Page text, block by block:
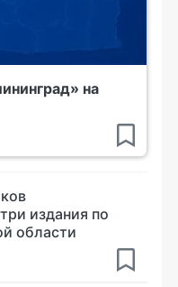
на
издания по
области